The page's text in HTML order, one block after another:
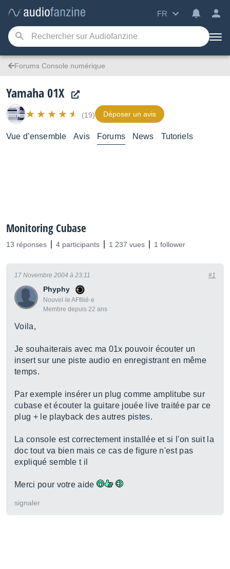
FR
Forums Console numérique
Yamaha 01X
(19) Déposer un avis
Vue d’ensemble Avis Forums News Tutoriels
Monitoring Cubase
13 réponses 4 participants 1 237 vues 1 follower
Phyphy
Nouvel·le AFfilié·e
Membre depuis 22 ans
17 Novembre 2004 à 23:11 #1
Voila,
Je souhaiterais avec ma 01x pouvoir écouter un
insert sur une piste audio en enregistrant en même
temps.
Par exemple insérer un plug comme amplitube sur
cubase et écouter la guitare jouée live traitée par ce
plug + le playback des autres pistes.
La console est correctement installée et si l'on suit la
doc tout va bien mais ce cas de figure n'est pas
expliqué semble t il
Merci pour votre aide
signaler